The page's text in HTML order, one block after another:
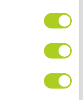
en te doen